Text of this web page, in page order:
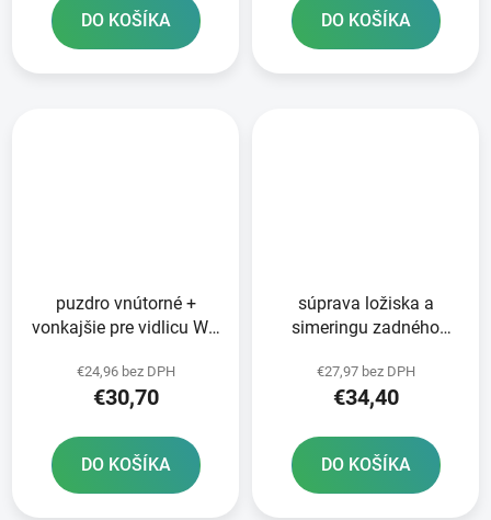
DO KOŠÍKA DO KOŠÍKA
puzdro vnútorné +
vonkajšie pre vidlicu WP
€24,96 bez DPH
€30,70
DO KOŠÍKA
súprava ložiska a
simeringu zadného
€27,97 bez DPH
€34,40
DO KOŠÍKA